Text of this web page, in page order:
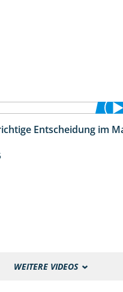
Entscheidung im
WEITERE VIDEOS